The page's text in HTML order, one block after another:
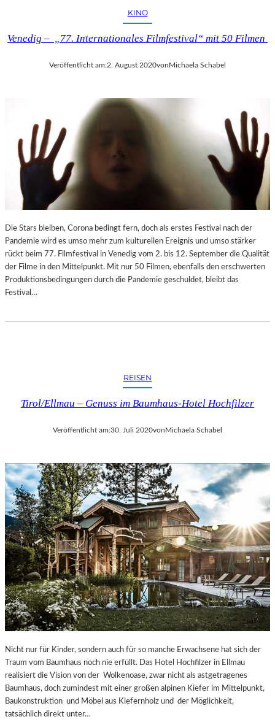
KINO
Venedig – „77. Internationales Filmfestival“ mit 50 Filmen
Veröffentlicht am:2. August 2020von Michaela Schabel
Die Stars bleiben, Corona bedingt fern, doch als erstes Festival nach der
Pandemie wird es umso mehr zum kulturellen Ereignis und umso stärker
rückt beim 77. Filmfestival in Venedig vom 2. bis 12. September die Qualität
der Filme in den Mittelpunkt. Mit nur 50 Filmen, ebenfalls den erschwerten
Produktionsbedingungen durch die Pandemie geschuldet, bleibt das
Festival…
REISEN
Tirol/Ellmau – Genuss im Baumhaus-Hotel Hochfilzer
Veröffentlicht am:30. Juli 2020vonMichaela Schabel
Nicht nur für Kinder, sondern auch für so manche Erwachsene hat sich der
Traum vom Baumhaus noch nie erfüllt. Das Hotel Hochfilzer in Ellmau
realisiert die Vision von der Wolkenoase, zwar nicht als astgetragenes
Baumhaus, doch zumindest mit einer großen alpinen Kiefer im Mittelpunkt,
Baukonstruktion und Möbel aus Kiefernholz und der Möglichkeit,
tatsächlich direkt unter…